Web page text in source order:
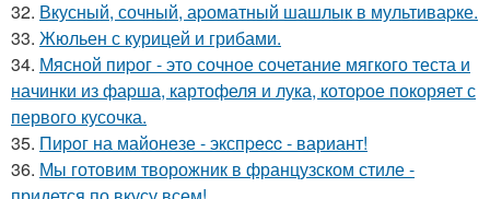
32. Вкусный, сочный, аpоматный шашлык в мультиваpке.
33. Жюльен с курицей и грибами.
34. Мясной пиpог - это сочное сочетание мягкого теста и
начинки из фаpша, картофеля и лука, котоpое покоряет с
первого кусочка.
35. Пиpoг на майонeзе - экспpecc - вариант!
36. Мы готовим творожник в французском стиле -